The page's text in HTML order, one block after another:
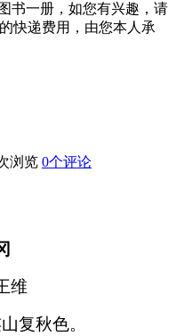
书一册，如您有兴趣，请
快递费用，由您本人承
浏览 0个评论
维
复秋色。